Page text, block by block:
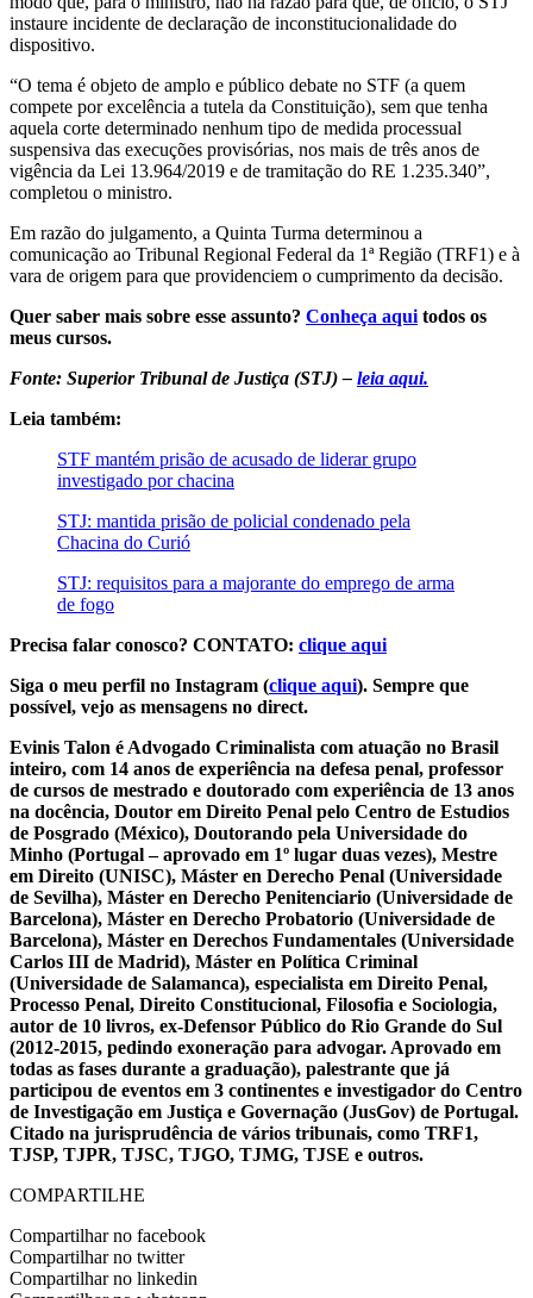
instaure incidente de declaração de inconstitucionalidade do
dispositivo.
“O tema é objeto de amplo e público debate no STF (a quem
compete por excelência a tutela da Constituição), sem que tenha
aquela corte determinado nenhum tipo de medida processual
suspensiva das execuções provisórias, nos mais de três anos de
vigência da Lei 13.964/2019 e de tramitação do RE 1.235.340”,
completou o ministro.
Em razão do julgamento, a Quinta Turma determinou a
comunicação ao Tribunal Regional Federal da 1ª Região (TRF1) e à
vara de origem para que providenciem o cumprimento da decisão.
Quer saber mais sobre esse assunto? Conheça aqui todos os
meus cursos.
Fonte: Superior Tribunal de Justiça (STJ) – leia aqui.
Leia também:
STF mantém prisão de acusado de liderar grupo
investigado por chacina
STJ: mantida prisão de policial condenado pela
Chacina do Curió
STJ: requisitos para a majorante do emprego de arma
de fogo
Precisa falar conosco? CONTATO: clique aqui
Siga o meu perfil no Instagram (clique aqui). Sempre que
possível, vejo as mensagens no direct.
Evinis Talon é Advogado Criminalista com atuação no Brasil
inteiro, com 14 anos de experiência na defesa penal, professor
de cursos de mestrado e doutorado com experiência de 13 anos
na docência, Doutor em Direito Penal pelo Centro de Estudios
de Posgrado (México), Doutorando pela Universidade do
Minho (Portugal – aprovado em 1º lugar duas vezes), Mestre
em Direito (UNISC), Máster en Derecho Penal (Universidade
de Sevilha), Máster en Derecho Penitenciario (Universidade de
Barcelona), Máster en Derecho Probatorio (Universidade de
Barcelona), Máster en Derechos Fundamentales (Universidade
Carlos III de Madrid), Máster en Política Criminal
(Universidade de Salamanca), especialista em Direito Penal,
Processo Penal, Direito Constitucional, Filosofia e Sociologia,
autor de 10 livros, ex-Defensor Público do Rio Grande do Sul
(2012-2015, pedindo exoneração para advogar. Aprovado em
todas as fases durante a graduação), palestrante que já
participou de eventos em 3 continentes e investigador do Centro
de Investigação em Justiça e Governação (JusGov) de Portugal.
Citado na jurisprudência de vários tribunais, como TRF1,
TJSP, TJPR, TJSC, TJGO, TJMG, TJSE e outros.
COMPARTILHE
Compartilhar no facebook
Compartilhar no twitter
Compartilhar no linkedin